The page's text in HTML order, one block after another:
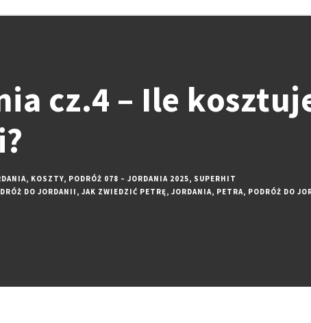
cz.4 – Ile
, KOSZTY, PODRÓŻ 078 – JORDANIA 2025, SUPERHIT
DO JORDANII , JAK ZWIEDZIĆ PETRĘ, JORDANIA, PETRA, PODRÓŻ DO